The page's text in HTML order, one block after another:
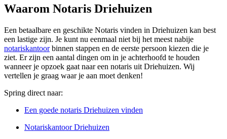
Waarom Notaris Driehuizen
Een betaalbare en geschikte Notaris vinden in Driehuizen kan best
een lastige zijn. Je kunt nu eenmaal niet bij het meest nabije
notariskantoorbinnen stappen en de eerste persoon kiezen die je
ziet. Er zijn een aantal dingen om in je achterhoofd te houden
wanneer je opzoek gaat naar een notaris uit Driehuizen. Wij
vertellen je graag waar je aan moet denken!
Spring direct naar:
Een goede notaris Driehuizen vinden
Notariskantoor Driehuizen